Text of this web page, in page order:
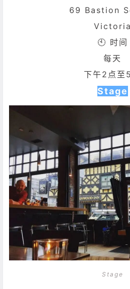
69 Bastion
Victoria
🕙 时间
每天
下午2点至
Stage
Stage